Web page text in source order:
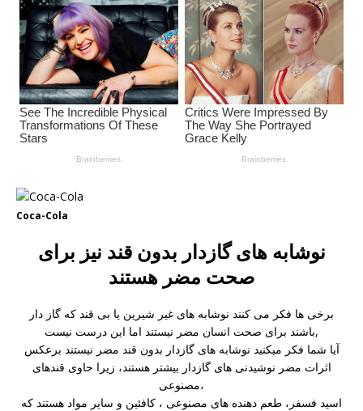
Coca-Cola
نوشابه های گازدار بدون قند نیز برای
صحت مضر هستند
برخی ها فکر می کنند نوشابه های غیر شیرین یا بی قند که گاز دار
باشند برای صحت انسان مضر نیستند اما این درست نیست,
آیا شما فکر میکنید نوشابه های گازدار بدون قند مضر نیستند برعکس
اثرات مضر نوشیدنی های گازدار بیشتر هستند، زیرا حاوی قندهای
مصنوعی،
اسید فسفر، طعم دهنده های مصنوعی ، کافئین و سایر مواد هستند که